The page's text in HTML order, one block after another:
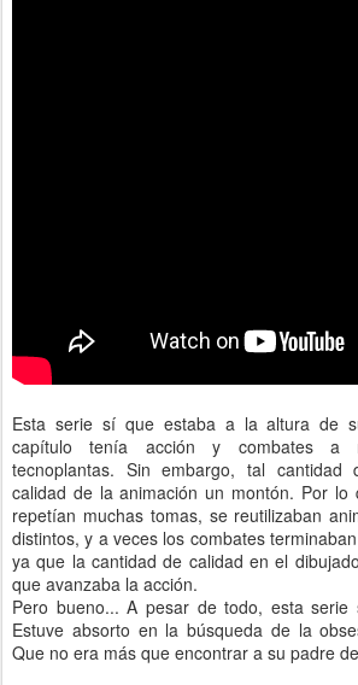
Esta serie sí que estaba a la altura de
capítulo tenía acción y combates a
tecnoplantas. Sin embargo, tal
calidad de la animación un montón. Por lo
repetían muchas tomas, se reutilizaban
distintos, y a veces los combates
ya que la cantidad de calidad en el
que avanzaba la acción.
Pero bueno... A pesar de todo, esta
Estuve absorto en la búsqueda de la
Que no era más que encontrar a su padre